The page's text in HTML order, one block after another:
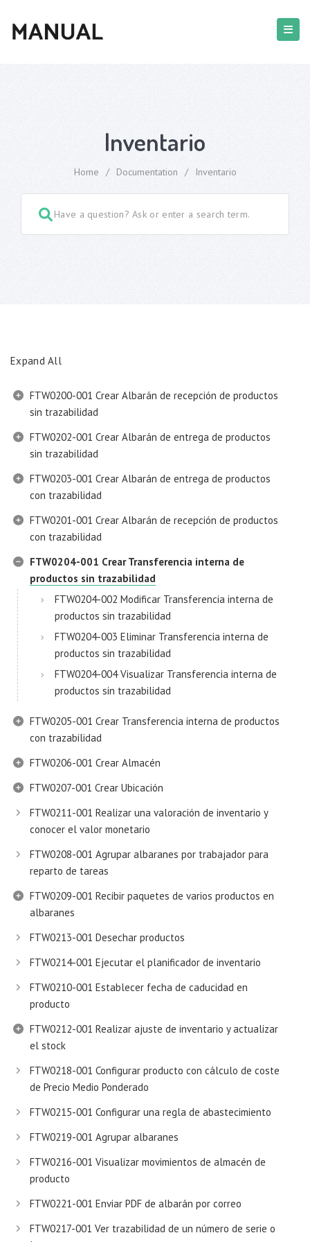
Inventario
Home / Documentation / Inventario
Expand All
FTW0200-001 Crear Albarán de recepción de productos
sin trazabilidad
FTW0202-001 Crear Albarán de entrega de productos
sin trazabilidad
FTW0203-001 Crear Albarán de entrega de productos
con trazabilidad
FTW0201-001 Crear Albarán de recepción de productos
con trazabilidad
FTW0204-001 Crear Transferencia interna de
productos sin trazabilidad
FTW0204-002 Modificar Transferencia interna de
productos sin trazabilidad
FTW0204-003 Eliminar Transferencia interna de
productos sin trazabilidad
FTW0204-004 Visualizar Transferencia interna de
productos sin trazabilidad
FTW0205-001 Crear Transferencia interna de productos
con trazabilidad
FTW0206-001 Crear Almacén
FTW0207-001 Crear Ubicación
FTW0211-001 Realizar una valoración de inventario y
conocer el valor monetario
FTW0208-001 Agrupar albaranes por trabajador para
reparto de tareas
FTW0209-001 Recibir paquetes de varios productos en
albaranes
FTW0213-001 Desechar productos
FTW0214-001 Ejecutar el planificador de inventario
FTW0210-001 Establecer fecha de caducidad en
producto
FTW0212-001 Realizar ajuste de inventario y actualizar
el stock
FTW0218-001 Configurar producto con cálculo de coste
de Precio Medio Ponderado
FTW0215-001 Configurar una regla de abastecimiento
FTW0219-001 Agrupar albaranes
FTW0216-001 Visualizar movimientos de almacén de
producto
FTW0221-001 Enviar PDF de albarán por correo
FTW0217-001 Ver trazabilidad de un número de serie o